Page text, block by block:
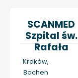
SCANMED
Szpital św.
Rafała
Kraków,
Bochen